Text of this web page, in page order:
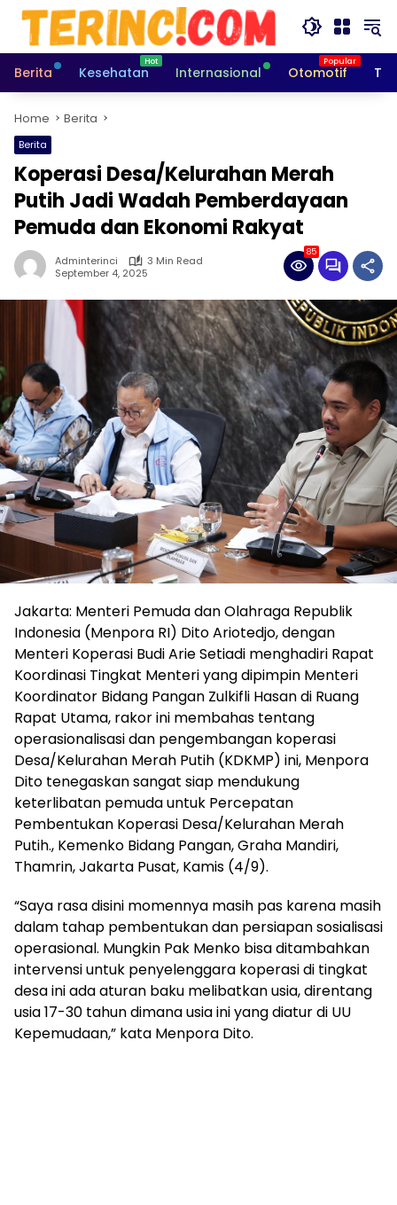
Skip
content
Berita
Kesehatan Internasional Otomotif
Home Berita
Berita
Koperasi Desa/Kelurahan Merah
Putih Jadi Wadah Pemberdayaan
Pemuda dan Ekonomi Rakyat
Adminterinci
3 Min Read
September 4, 2025
85
Jakarta: Menteri Pemuda dan Olahraga Republik
Indonesia (Menpora RI) Dito Ariotedjo, dengan
Menteri Koperasi Budi Arie Setiadi menghadiri Rapat
Koordinasi Tingkat Menteri yang dipimpin Menteri
Koordinator Bidang Pangan Zulkifli Hasan di Ruang
Rapat Utama, rakor ini membahas tentang
operasionalisasi dan pengembangan koperasi
Desa/Kelurahan Merah Putih (KDKMP) ini, Menpora
Dito tenegaskan sangat siap mendukung
keterlibatan pemuda untuk Percepatan
Pembentukan Koperasi Desa/Kelurahan Merah
Putih., Kemenko Bidang Pangan, Graha Mandiri,
Thamrin, Jakarta Pusat, Kamis (4/9).
“Saya rasa disini momennya masih pas karena masih
dalam tahap pembentukan dan persiapan sosialisasi
operasional. Mungkin Pak Menko bisa ditambahkan
intervensi untuk penyelenggara koperasi di tingkat
desa ini ada aturan baku melibatkan usia, direntang
usia 17-30 tahun dimana usia ini yang diatur di UU
Kepemudaan,” kata Menpora Dito.